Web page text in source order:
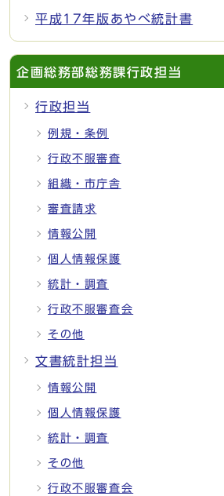
平成17年版あやべ統計書
企画総務部総務課行政担当
行政担当
例規・条例
行政不服審査
組織・市庁舎
審査請求
情報公開
個人情報保護
統計・調査
行政不服審査会
その他
文書統計担当
情報公開
個人情報保護
統計・調査
その他
行政不服審査会